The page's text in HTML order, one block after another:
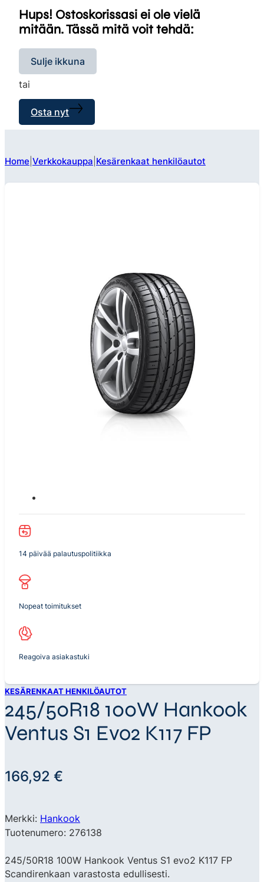
Hups! Ostoskorissasi ei ole vielä
mitään. Tässä mitä voit tehdä:
Sulje ikkuna
tai
Osta nyt
Home Verkkokauppa Kesärenkaat henkilöautot
14 päivää palautuspolitiikka
Nopeat toimitukset
Reagoiva asiakastuki
KESÄRENKAAT HENKILÖAUTOT
245/50R18 100W Hankook
Ventus S1 Evo2 K117 FP
166,92 €
Merkki: Hankook
Tuotenumero: 276138
245/50R18 100W Hankook Ventus S1 evo2 K117 FP
Scandirenkaan varastosta edullisesti.